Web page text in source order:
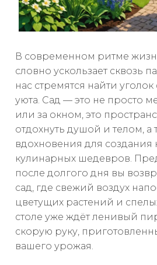
В современном ритме
словно ускользает сквозь
нас стремятся найти
уюта. Сад — это не просто
или за окном, это
отдохнуть душой и телом, а
вдохновения для создания
кулинарных шедевров.
после долгого дня вы
сад, где свежий воздух
цветущих растений и
столе уже ждёт ленивый
скорую руку,
вашего урожая.